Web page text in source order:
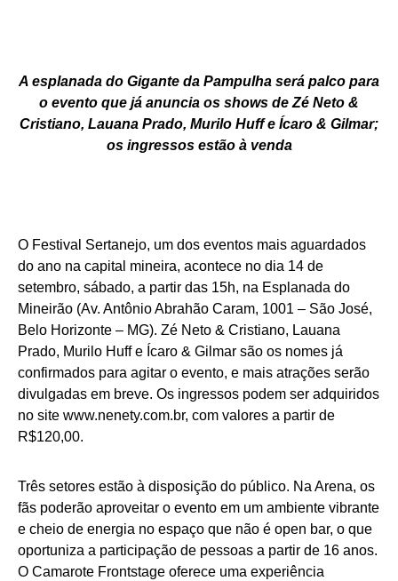
A esplanada do Gigante da Pampulha será palco para
o evento que já anuncia os shows de Zé Neto &
Cristiano, Lauana Prado, Murilo Huff e Ícaro & Gilmar;
os ingressos estão à venda
O Festival Sertanejo, um dos eventos mais aguardados
do ano na capital mineira, acontece no dia 14 de
setembro, sábado, a partir das 15h, na Esplanada do
Mineirão (Av. Antônio Abrahão Caram, 1001 – São José,
Belo Horizonte – MG). Zé Neto & Cristiano, Lauana
Prado, Murilo Huff e Ícaro & Gilmar são os nomes já
confirmados para agitar o evento, e mais atrações serão
divulgadas em breve. Os ingressos podem ser adquiridos
no site www.nenety.com.br, com valores a partir de
R$120,00.
Três setores estão à disposição do público. Na Arena, os
fãs poderão aproveitar o evento em um ambiente vibrante
e cheio de energia no espaço que não é open bar, o que
oportuniza a participação de pessoas a partir de 16 anos.
O Camarote Frontstage oferece uma experiência